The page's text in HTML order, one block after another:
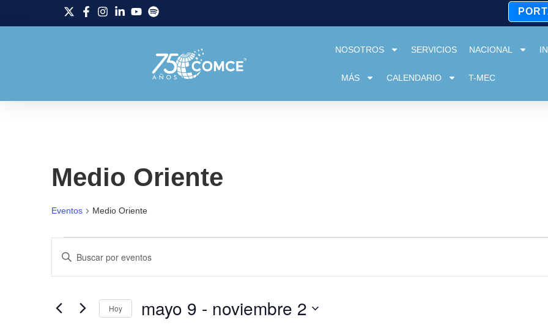
NOSOTROS SERVICIOS NACIONAL
MÁS CALENDARIO T-MEC
Medio Oriente
Eventos Medio Oriente
Navegación
de
búsqueda
clave.
para
Hoy mayo 9 - noviembre 2